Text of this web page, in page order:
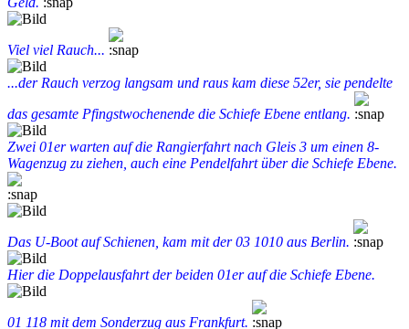
Viel viel Rauch...
...der Rauch verzog langsam und raus kam diese 52er, sie pendelte
das gesamte Pfingstwochenende die Schiefe Ebene entlang.
Zwei 01er warten auf die Rangierfahrt nach Gleis 3 um einen 8-
Wagenzug zu ziehen, auch eine Pendelfahrt über die Schiefe Ebene.
Das U-Boot auf Schienen, kam mit der 03 1010 aus Berlin.
Hier die Doppelausfahrt der beiden 01er auf die Schiefe Ebene.
01 118 mit dem Sonderzug aus Frankfurt.